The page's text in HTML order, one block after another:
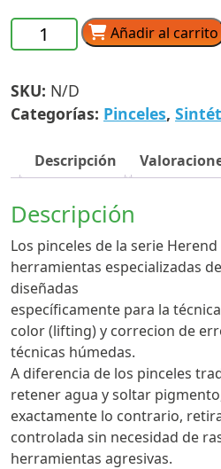
Pincel
Borrador
Koff-
7800
cantidad
Añadir al carrito
SKU: N/D
Categorías: Pinceles,
Descripción
Descripción
Los pinceles de la serie
herramientas especializadas
diseñadas
específicamente para la
color (lifting) y correcion de
técnicas húmedas.
A diferencia de los pinceles
retener agua y soltar
exactamente lo contrario,
controlada sin necesidad de
herramientas agresivas.